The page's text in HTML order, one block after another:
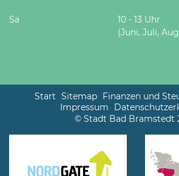
Sa
10 - 13 Uhr
(Juni, Juli,
Start Sitemap Finanzen und
Impressum
© Stadt Bad Bramstedt